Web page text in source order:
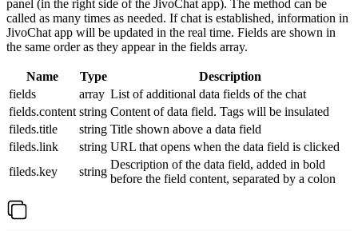
panel (in the right side of the JivoChat app). The method can be
called as many times as needed. If chat is established, information in
JivoChat app will be updated in the real time. Fields are shown in
the same order as they appear in the fields array.
Name Type
Description
fields
array List of additional data fields of the chat
fields.content string Content of data field. Tags will be insulated
fileds.title
string Title shown above a data field
fileds.link
string URL that opens when the data field is clicked
fileds.key
string
Description of the data field, added in bold
before the field content, separated by a colon